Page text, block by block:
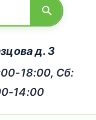
д. 3
18:00, Сб:
14:00